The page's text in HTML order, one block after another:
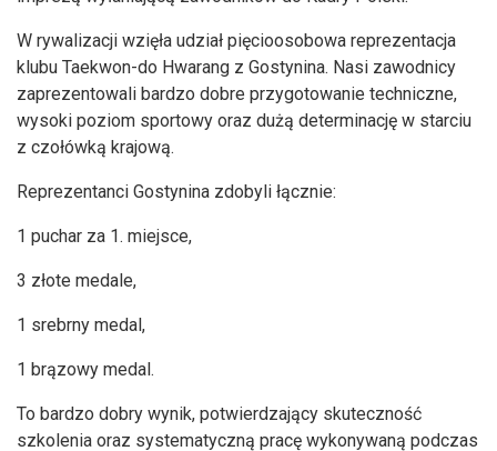
W rywalizacji wzięła udział pięcioosobowa reprezentacja
klubu Taekwon-do Hwarang z Gostynina. Nasi zawodnicy
zaprezentowali bardzo dobre przygotowanie techniczne,
wysoki poziom sportowy oraz dużą determinację w starciu
z czołówką krajową.
Reprezentanci Gostynina zdobyli łącznie:
1 puchar za 1. miejsce,
3 złote medale,
1 srebrny medal,
1 brązowy medal.
To bardzo dobry wynik, potwierdzający skuteczność
szkolenia oraz systematyczną pracę wykonywaną podczas